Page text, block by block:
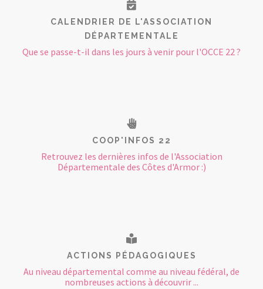
CALENDRIER DE L'ASSOCIATION
DÉPARTEMENTALE
Que se passe-t-il dans les jours à venir pour l'OCCE 22 ?
COOP'INFOS 22
Retrouvez les dernières infos de l'Association
Départementale des Côtes d'Armor :)
ACTIONS PÉDAGOGIQUES
Au niveau départemental comme au niveau fédéral, de
nombreuses actions à découvrir ...